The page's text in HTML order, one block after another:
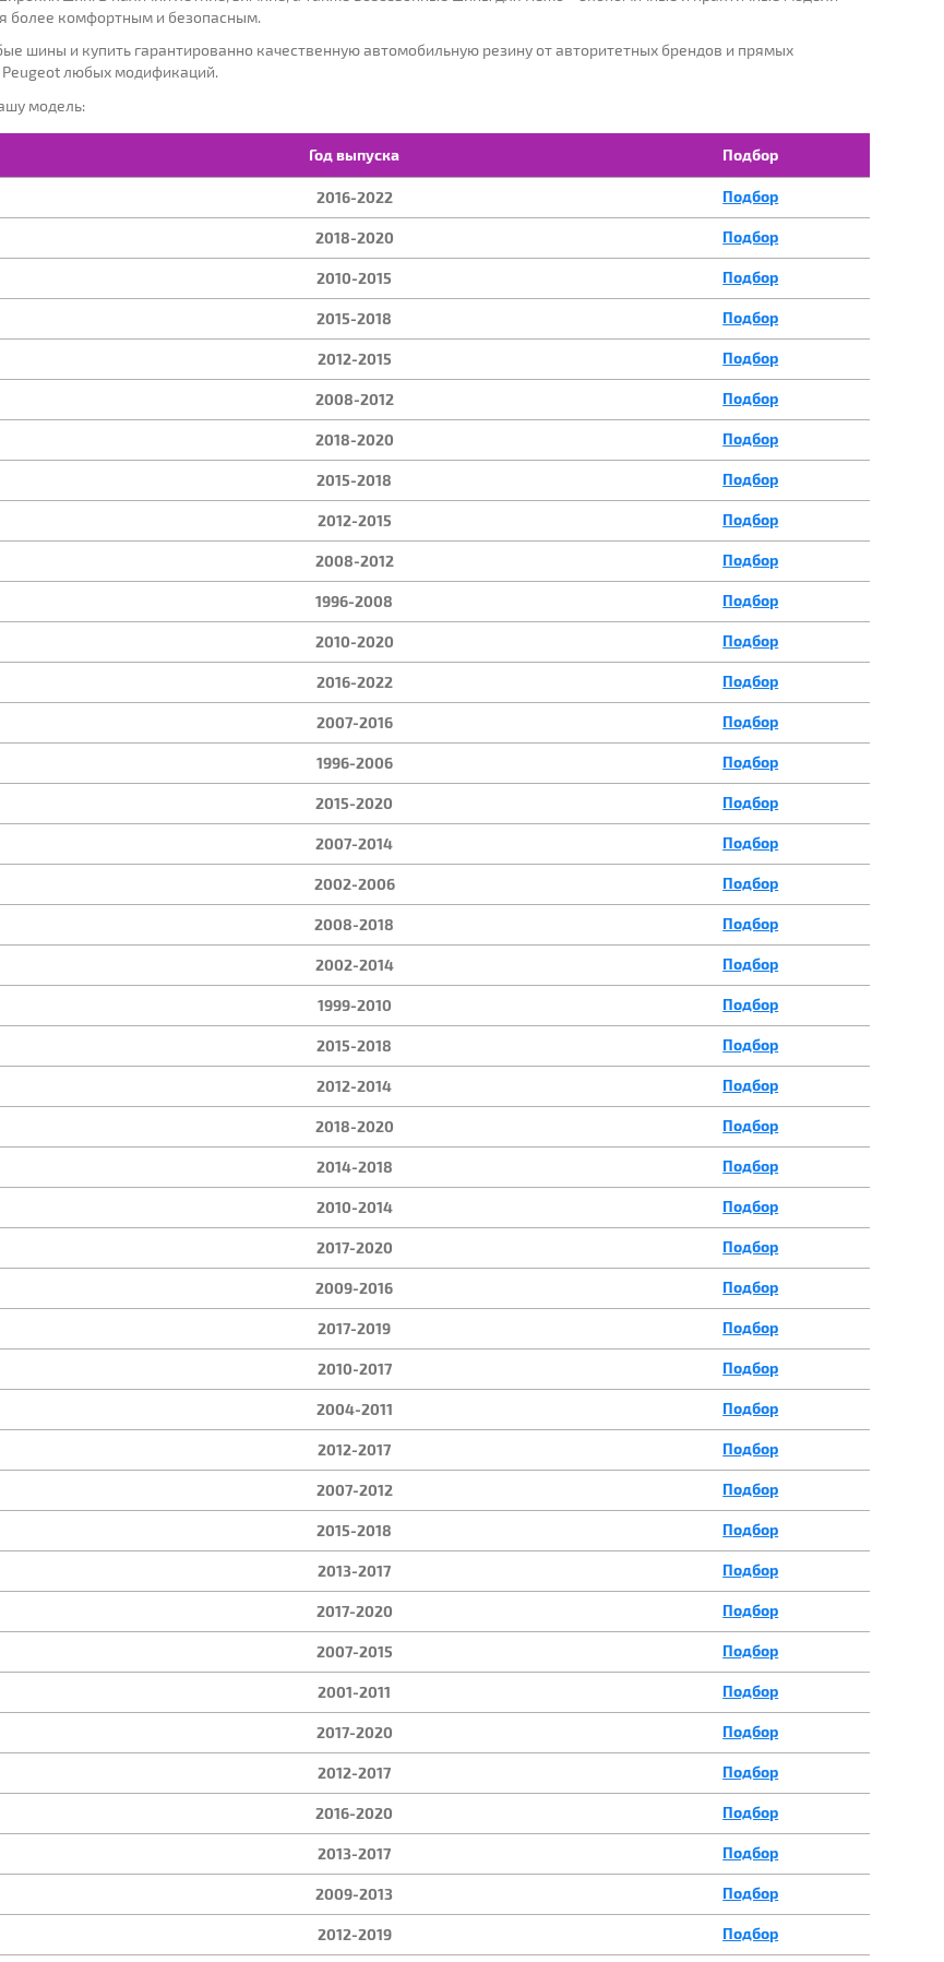
МОДЕЛЬ: МОДИФИКАЦИЯ:
более комфортным и безопасным.
шины и купить гарантированно качественную автомобильную резину от авторитетных брендов и прямых
Peugeot любых модификаций.
модель:
Год выпуска Подбор
2016-2022 Подбор
2018-2020 Подбор
2010-2015 Подбор
2015-2018 Подбор
2012-2015 Подбор
2008-2012 Подбор
2018-2020 Подбор
2015-2018 Подбор
2012-2015 Подбор
2008-2012 Подбор
1996-2008 Подбор
2010-2020 Подбор
2016-2022 Подбор
2007-2016 Подбор
1996-2006 Подбор
2015-2020 Подбор
2007-2014 Подбор
2002-2006 Подбор
2008-2018 Подбор
2002-2014 Подбор
1999-2010 Подбор
2015-2018 Подбор
2012-2014 Подбор
2018-2020 Подбор
2014-2018 Подбор
2010-2014 Подбор
2017-2020 Подбор
2009-2016 Подбор
2017-2019 Подбор
2010-2017 Подбор
2004-2011 Подбор
2012-2017 Подбор
2007-2012 Подбор
2015-2018 Подбор
2013-2017 Подбор
2017-2020 Подбор
2007-2015 Подбор
2001-2011 Подбор
2017-2020 Подбор
2012-2017 Подбор
2016-2020 Подбор
2013-2017 Подбор
2009-2013 Подбор
2012-2019 Подбор